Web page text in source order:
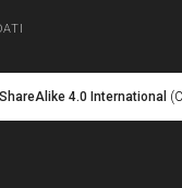
4.0 International